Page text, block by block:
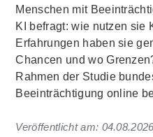
Menschen mit
KI befragt: wie nutzen sie
Erfahrungen haben sie
Chancen und wo
Rahmen der Studie
Beeinträchtigung online
Veröffentlicht am: 04.08.2026